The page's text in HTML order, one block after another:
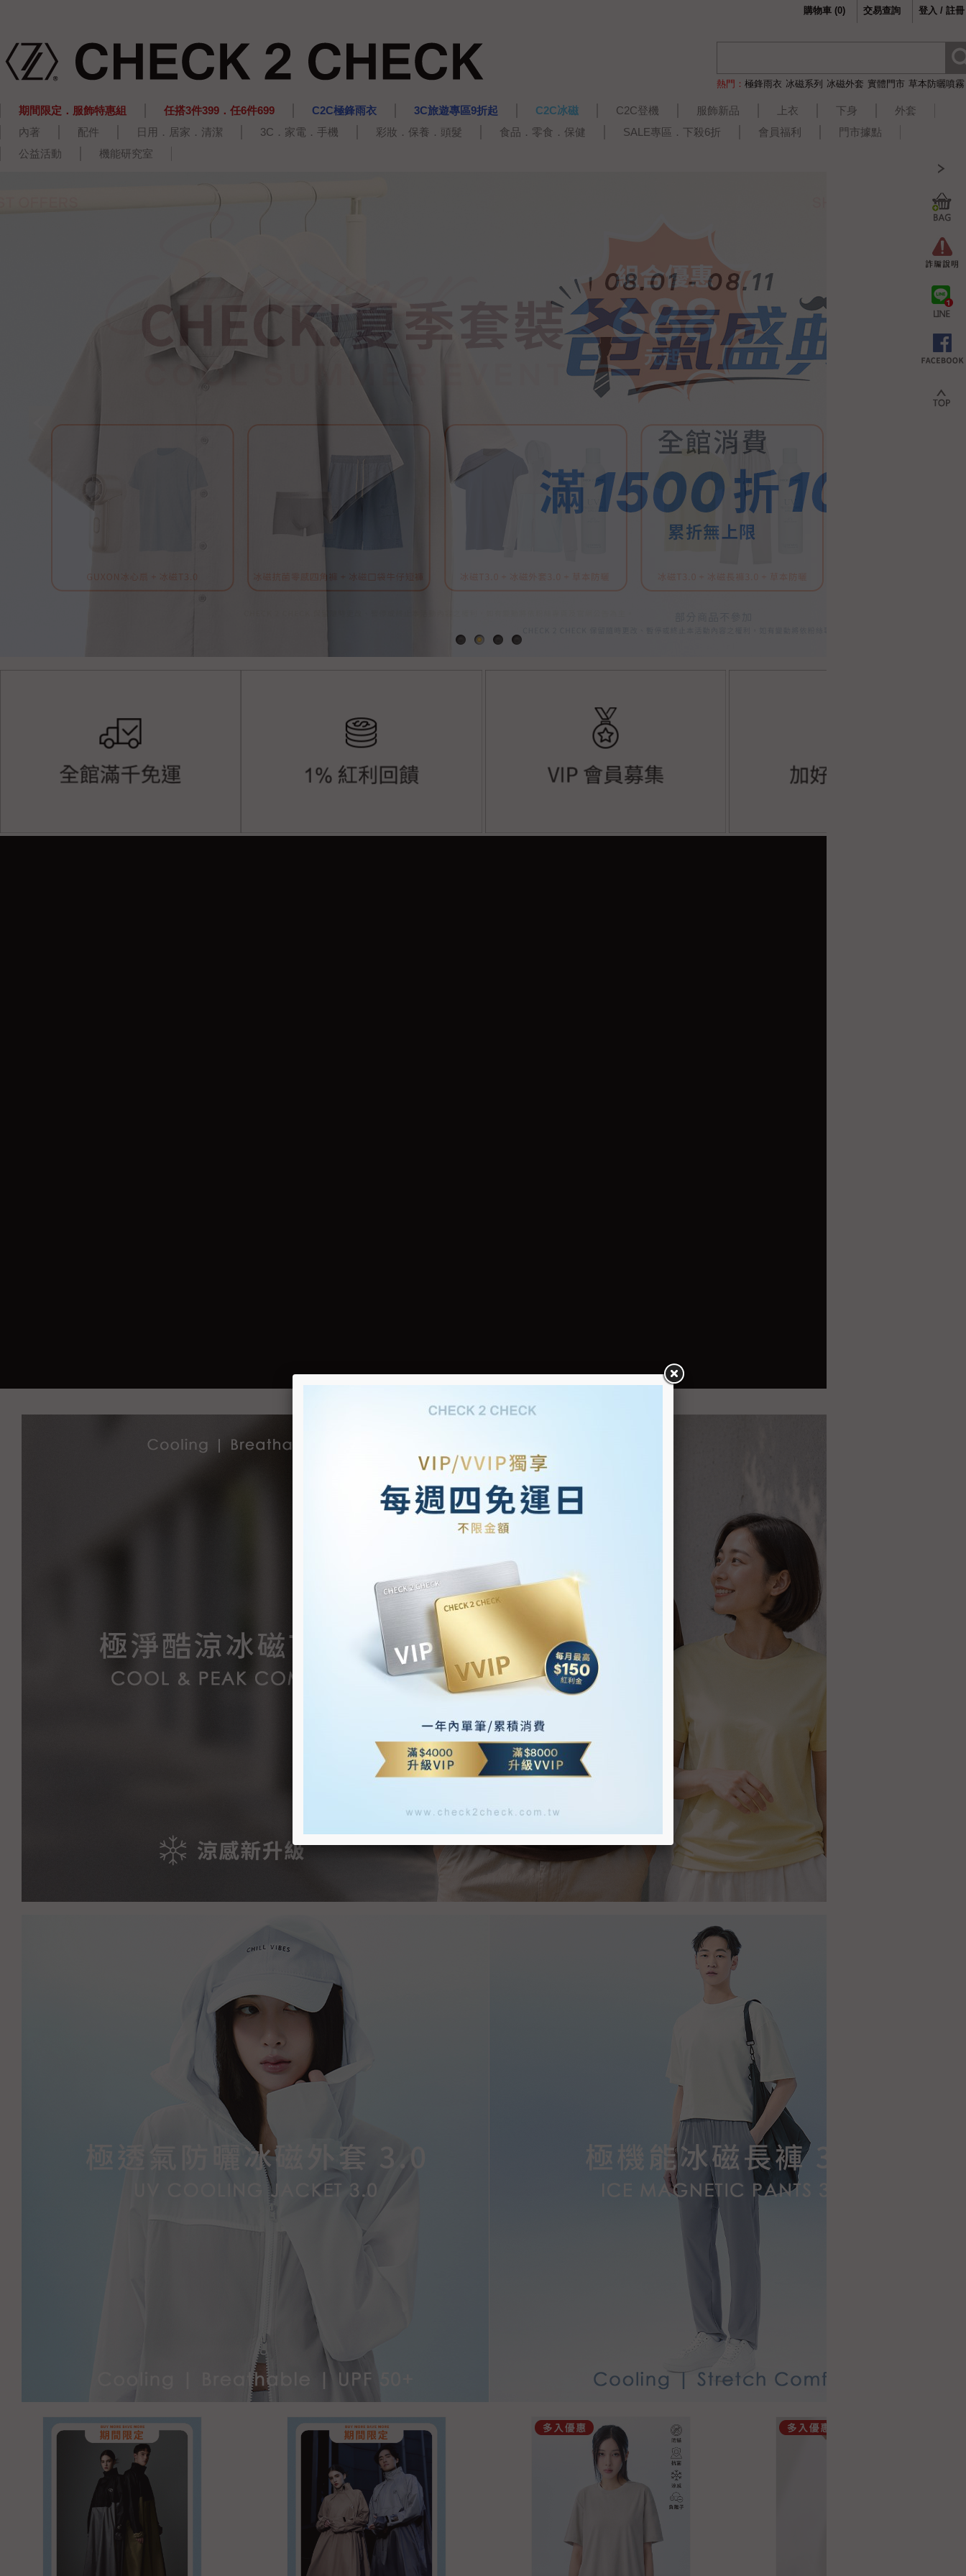
熱門： 極鋒雨衣 冰磁系列 冰磁外套 實體門市 草本防曬噴霧
期間限定．服飾特惠組 任搭3件399．任6件699 C2C極鋒雨衣 3C旅遊專區9折起 C2C冰磁 C2C登機 服飾新品 上衣 下身
外套
內著
配件 日用．居家．清潔 3C．家電．手機 彩妝．保養．頭髮 食品．零食．保健 SALE專區．下殺6折 會員福利
門市據點
公益活動
機能研究室
購物車 (0) 交易查詢 登入 / 註冊